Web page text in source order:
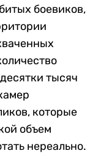
боевиков,
тысяч
которые
объем
нереально.